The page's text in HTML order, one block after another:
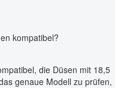
kompatibel?
die Düsen mit 18,5
genaue Modell zu prüfen,